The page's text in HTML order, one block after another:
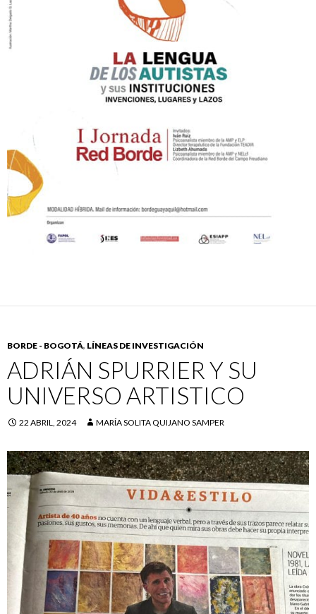
BORDE - BOGOTÁ, LÍNEAS DE INVESTIGACIÓN
ADRIÁN SPURRIER Y SU
UNIVERSO ARTISTICO
22 ABRIL, 2024 MARÍA SOLITA QUIJANO SAMPER